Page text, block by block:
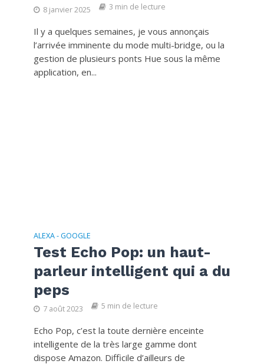
8 janvier 2025 3 min de lecture
Il y a quelques semaines, je vous annonçais
l’arrivée imminente du mode multi-bridge, ou la
gestion de plusieurs ponts Hue sous la même
application, en...
ALEXA - GOOGLE
Test Echo Pop: un haut-
parleur intelligent qui a du
peps
7 août 2023 5 min de lecture
Echo Pop, c’est la toute dernière enceinte
intelligente de la très large gamme dont
dispose Amazon. Difficile d’ailleurs de